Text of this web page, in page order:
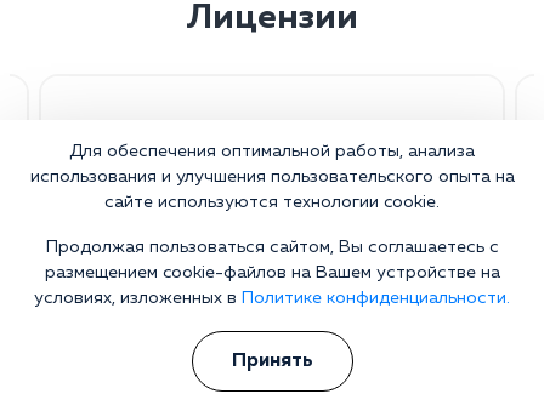
Лицензии
Для обеспечения оптимальной работы, анализа
использования и улучшения пользовательского опыта на
сайте используются технологии cookie.
Продолжая пользоваться сайтом, Вы соглашаетесь с
размещением cookie-файлов на Вашем устройстве на
условиях, изложенных в
Политике конфиденциальности.
Принять